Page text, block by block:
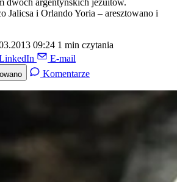
dwóch argentyńskich jezuitów.
Jalicsa i Orlando Yoria – aresztowano i
09:24 1 min czytania
E-mail
Komentarze